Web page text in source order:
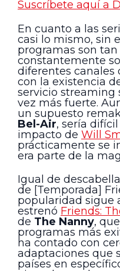
Suscríbete aquí a
En cuanto a las
casi lo mismo, sin
programas son
constantemente
diferentes canales
con la existencia
servicio streaming
vez más fuerte.
un supuesto
Bel-Air, sería
impacto de Will
prácticamente se
era parte de la
Igual de
de [Temporada]
popularidad sigue
estrenó Friends:
de The Nanny,
programas más
ha contado con
adaptaciones que
países en